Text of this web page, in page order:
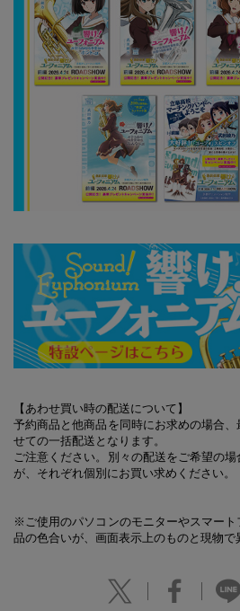
【あわせ買い時の配送について】
予約商品と他商品を同時にお求めの場合
せての一括配送となります。
ご注意ください。別々の配送をご希望の
が、それぞれ個別にお買い求めください。
※ご使用のパソコンのモニターやスマー
品の色合いが、画面表示上のものと現物で